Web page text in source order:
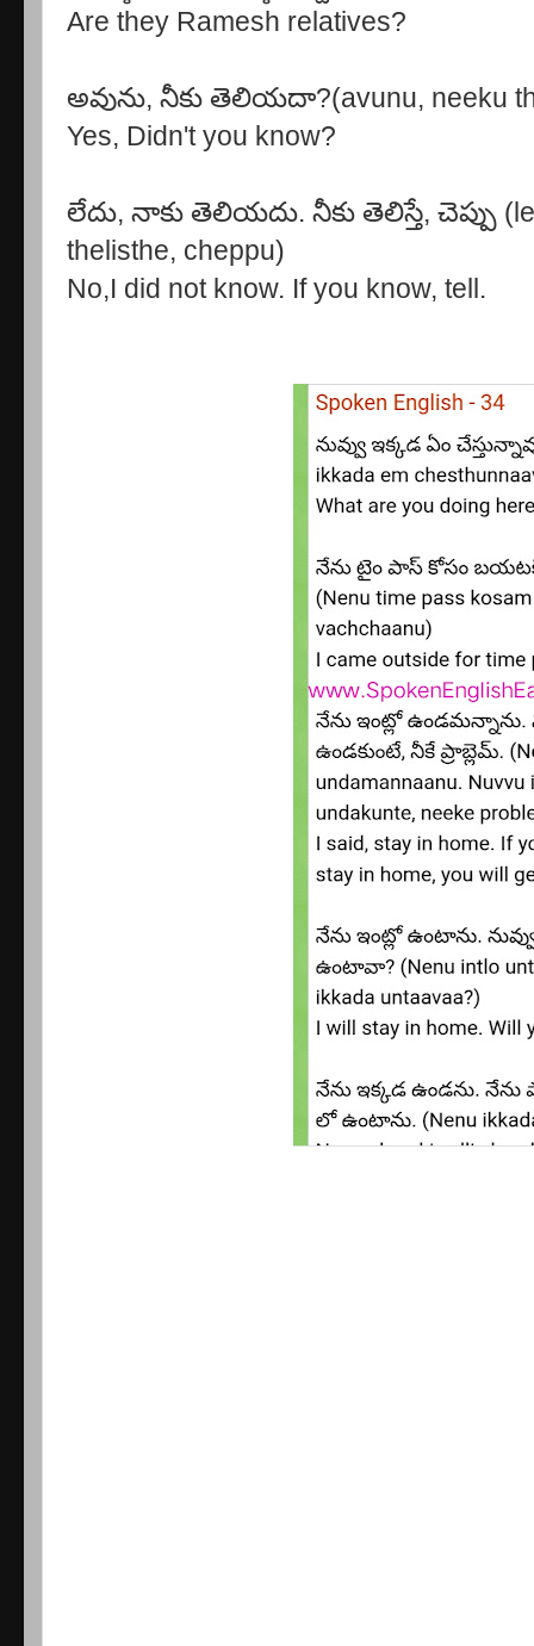
Are they Ramesh relatives?
అవును, నీకు తెలియదా?(avunu, neeku
Yes, Didn't you know?
లేదు, నాకు తెలియదు. నీకు తెలిస్తే, చెప్పు
thelisthe, cheppu)
No,I did not know. If you know, tell.